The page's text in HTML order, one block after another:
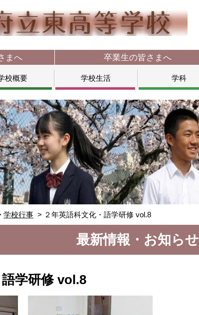
まへ 卒業生の皆さまへ
校概要 学校生活 学科
学校行事 ２年英語科文化・語学研修 vol.8
最新情報・お知らせ
学研修 vol.8